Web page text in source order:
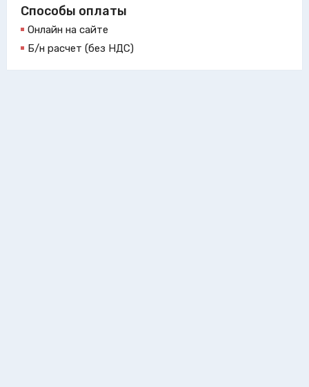
Способы оплаты
Онлайн на сайте
Б/н расчет (без НДС)